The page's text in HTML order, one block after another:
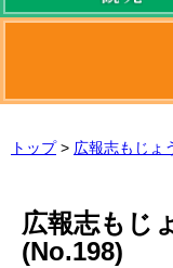
トップ> 広報志もじょ
広報志もじ
(No.198)